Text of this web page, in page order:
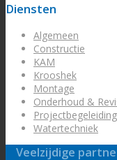
Diensten
Algemeen
Constructie
KAM
Krooshek
Montage
Onderhoud &
Projectbegeleiding
Watertechniek
Veelzijdige